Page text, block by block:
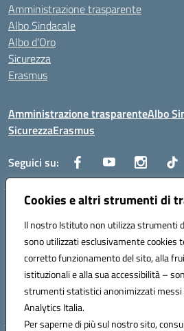
Cookies e altri strumenti di
Il nostro Istituto non utilizza strumenti
sono utilizzati esclusivamente cookies
corretto funzionamento del sito, alla
istituzionali e alla sua accessibilità –
strumenti statistici anonimizzati messi
Analytics Italia.
Per saperne di più sul nostro sito,
Amministrazione trasparente
Albo Sindacale
Albo d’Oro
Sicurezza
Erasmus
Amministrazione trasparenteAlbo
SicurezzaErasmus
Seguici su:
Centralino:0885.426034 Email:
Posta elettronica certificata (PEC):
Codice fiscale: 81002930717
Codice meccanografico:FGTD02000P
Codice unico di fatturazione (CUF): UFUN7Y